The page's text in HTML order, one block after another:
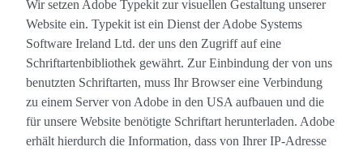
Wir setzen Adobe Typekit zur visuellen Gestaltung unserer
Website ein. Typekit ist ein Dienst der Adobe Systems
Software Ireland Ltd. der uns den Zugriff auf eine
Schriftartenbibliothek gewährt. Zur Einbindung der von uns
benutzten Schriftarten, muss Ihr Browser eine Verbindung
zu einem Server von Adobe in den USA aufbauen und die
für unsere Website benötigte Schriftart herunterladen. Adobe
erhält hierdurch die Information, dass von Ihrer IP-Adresse